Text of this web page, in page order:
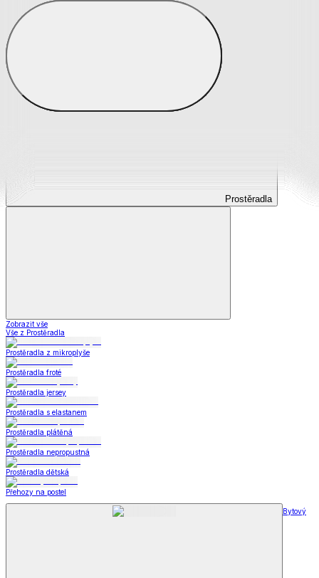
Prostěradla
Prostěradla
Zobrazit vše
Vše z Prostěradla
Prostěradla z mikroplyše
Prostěradla froté
Prostěradla jersey
Prostěradla s elastanem
Prostěradla plátěná
Prostěradla nepropustná
Prostěradla dětská
Přehozy na postel
Bytový